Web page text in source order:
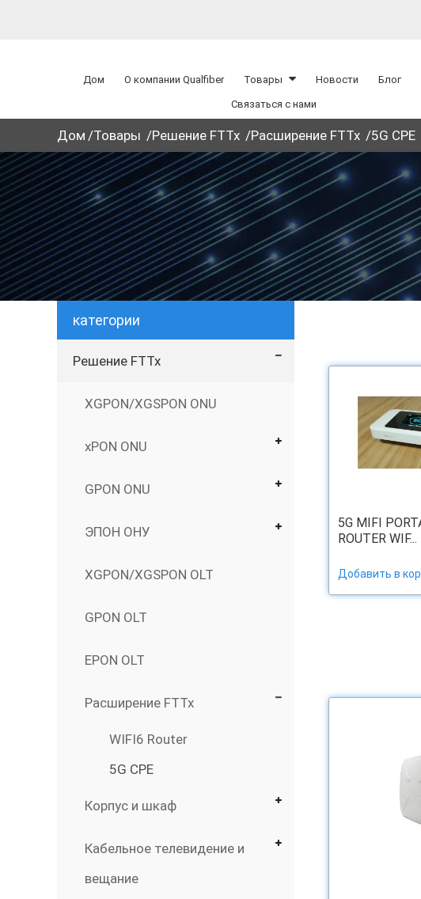
Дом О компании Qualfiber Товары Новости Блог
Связаться с нами
Дом Товары Решение FTTx Расширение FTTx 5G CPE
категории
Решение FTTx
XGPON/XGSPON ONU
xPON ONU
GPON ONU
ЭПОН ОНУ
XGPON/XGSPON OLT
GPON OLT
EPON OLT
Расширение FTTx
WIFI6 Router
5G CPE
Корпус и шкаф
Кабельное телевидение и
вещание
5G MIFI
ROUTER WIF...
Добавить в